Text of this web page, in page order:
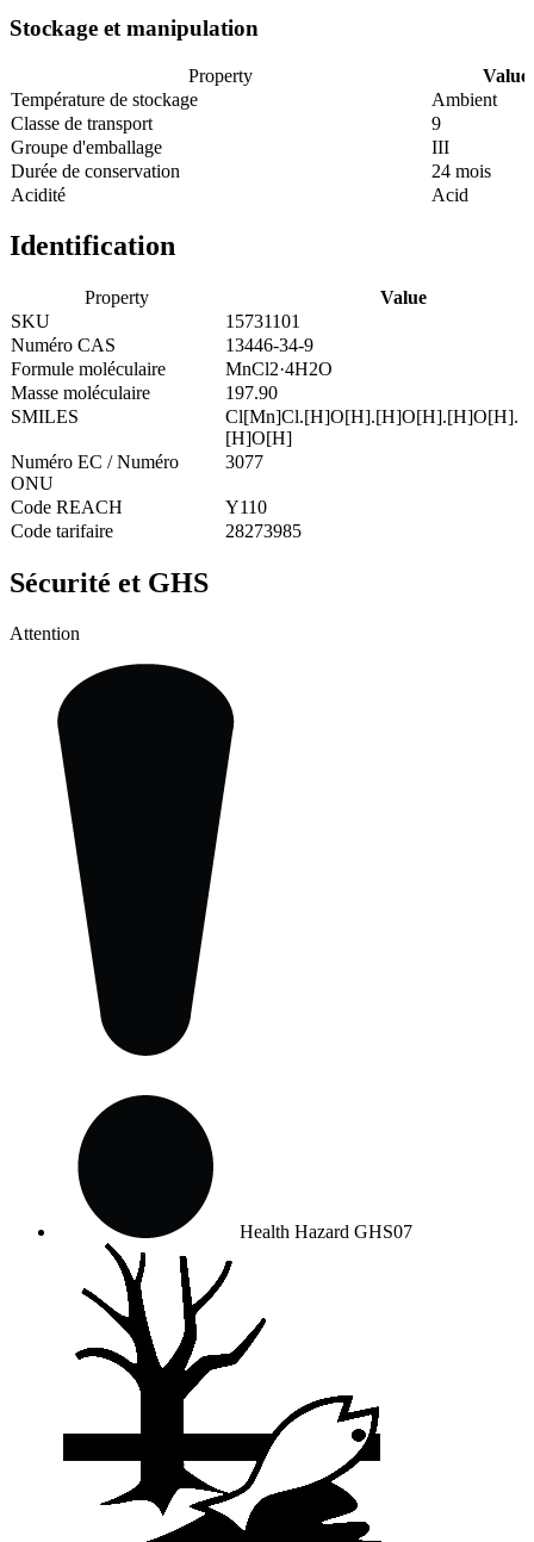
Stockage et manipulation
Property
Value
Température de stockage
Ambient
Classe de transport
9
Groupe d'emballage
III
Durée de conservation
24 mois
Acidité
Acid
Identification
Property
Value
SKU
15731101
Numéro CAS
13446-34-9
Formule moléculaire
MnCl2·4H2O
Masse moléculaire
197.90
SMILES
Cl[Mn]Cl.[H]O[H].[H]O[H].[H]O[H].
[H]O[H]
Numéro EC / Numéro
ONU
3077
Code REACH
Y110
Code tarifaire
28273985
Sécurité et GHS
Attention
Health Hazard GHS07